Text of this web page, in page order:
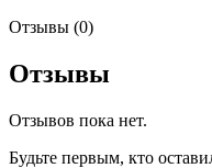
Отзывы (0)
Отзывы
Отзывов пока нет.
Будьте первым, кто